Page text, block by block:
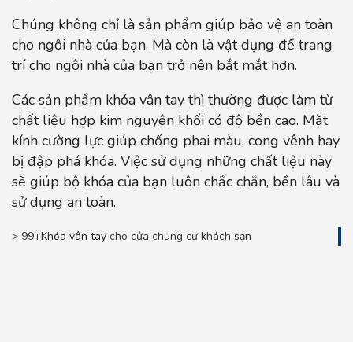
Chúng không chỉ là sản phẩm giúp bảo vệ an toàn
cho ngôi nhà của bạn. Mà còn là vật dụng để trang
trí cho ngôi nhà của bạn trở nên bắt mắt hơn.
Các sản phẩm khóa vân tay thì thường được làm từ
chất liệu hợp kim nguyên khối có độ bền cao. Mặt
kính cường lực giúp chống phai màu, cong vênh hay
bị đập phá khóa. Việc sử dụng những chất liệu này
sẽ giúp bộ khóa của bạn luôn chắc chắn, bền lâu và
sử dụng an toàn.
> 99+Khóa vân tay cho cửa chung cư khách sạn